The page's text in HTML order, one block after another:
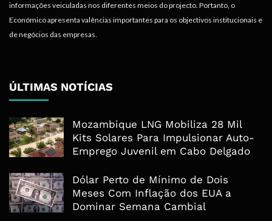
informações veiculadas nos diferentes meios do projecto. Portanto, o
Económico apresenta valências importantes para os objectivos institucionais e
de negócios das empresas.
ÚLTIMAS NOTÍCIAS
Mozambique LNG Mobiliza 28 Mil
Kits Solares Para Impulsionar Auto-
Emprego Juvenil em Cabo Delgado
Dólar Perto de Mínimo de Dois
Meses Com Inflação dos EUA a
Dominar Semana Cambial